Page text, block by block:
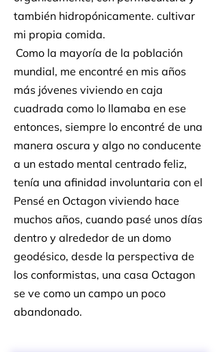
también hidropónicamente. cultivar
mi propia comida.
Como la mayoría de la población
mundial, me encontré en mis años
más jóvenes viviendo en caja
cuadrada como lo llamaba en ese
entonces, siempre lo encontré de una
manera oscura y algo no conducente
a un estado mental centrado feliz,
tenía una afinidad involuntaria con el
Pensé en Octagon viviendo hace
muchos años, cuando pasé unos días
dentro y alrededor de un domo
geodésico, desde la perspectiva de
los conformistas, una casa Octagon
se ve como un campo un poco
abandonado.